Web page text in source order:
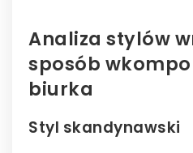
Analiza stylów
sposób
biurka
Styl skandynawski